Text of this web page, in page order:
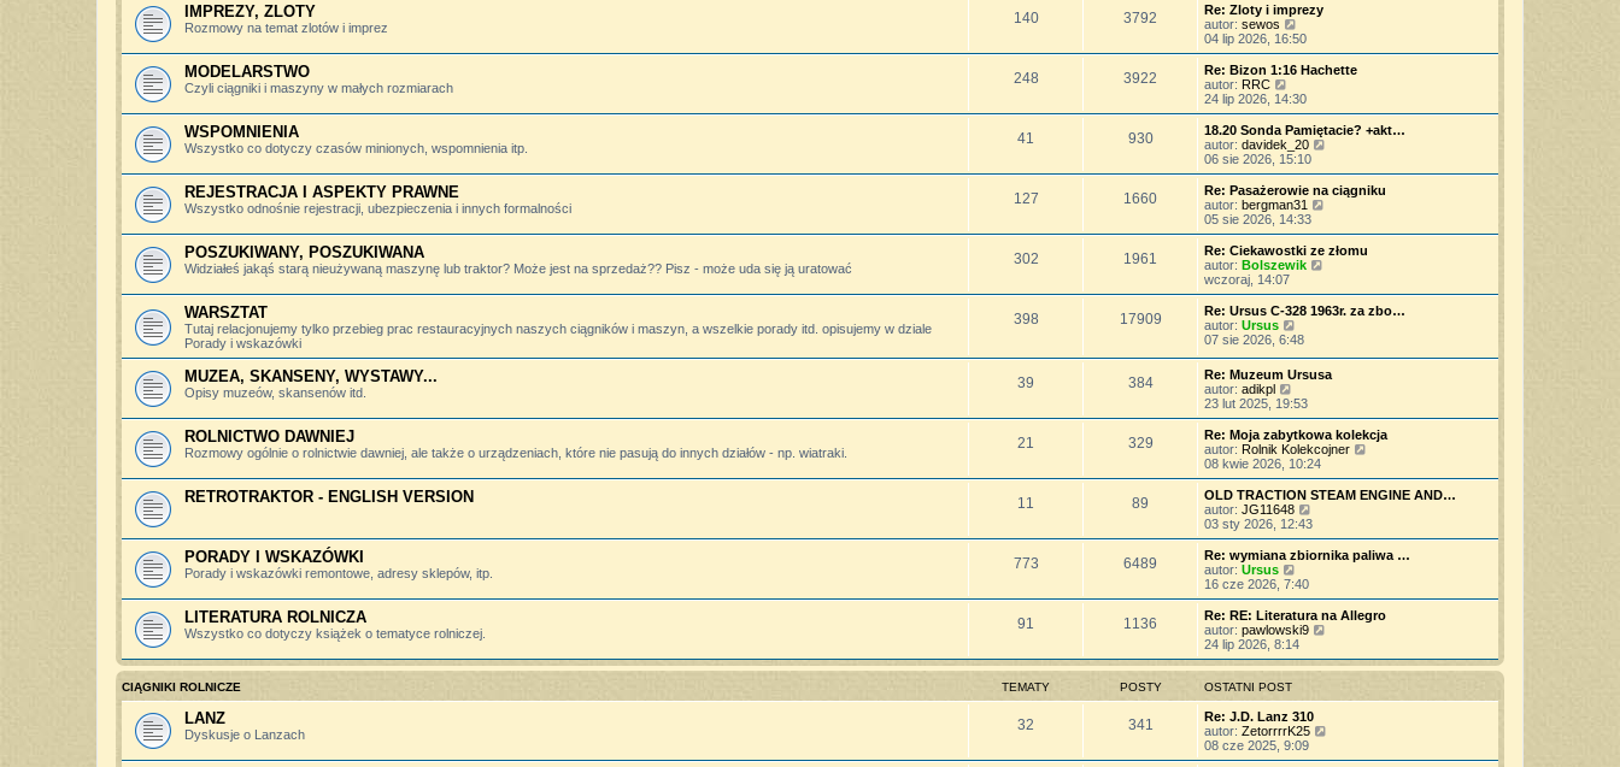
o
s
z
y
o
s
t
n
a
j
o
s
z
y
p
o
s
t
l
n
o
w
z
y
s
t
IMPREZY, ZLOTY
Rozmowy na temat zlotów i imprez
140 3792
Re: Zloty i imprezy
autor: sewos
y
ś
w
e
n
a
j
o
w
s
z
y
p
s
t
04 lip 2026, 16:50
MODELARSTWO
Czyli ciągniki i maszyny w małych rozmiarach
248 3922
Re: Bizon 1:16 Hachette
autor: RRC
y
ś
w
e
n
a
j
o
w
z
y
p
o
s
t
24 lip 2026, 14:30
WSPOMNIENIA
Wszystko co dotyczy czasów minionych, wspomnienia itp.
41 930
18.20 Sonda Pamiętacie? +akt…
autor: davidek_20
ś
w
n
o
z
y
s
t
06 sie 2026, 15:10
REJESTRACJA I ASPEKTY PRAWNE
Wszystko odnośnie rejestracji, ubezpieczenia i innych formalności
127 1660
Re: Pasażerowie na ciągniku
autor: bergman31
ś
w
l
n
n
o
z
y
p
s
t
05 sie 2026, 14:33
POSZUKIWANY, POSZUKIWANA
Widziałeś jakąś starą nieużywaną maszynę lub traktor? Może jest na sprzedaż?? Pisz - może uda się ją uratować
302 1961
Re: Ciekawostki ze złomu
autor: Bolszewik
ś
w
l
n
n
o
w
z
y
s
t
wczoraj, 14:07
WARSZTAT
Tutaj relacjonujemy tylko przebieg prac restauracyjnych naszych ciągników i maszyn, a wszelkie porady itd. opisujemy w dziale
Porady i wskazówki
398 17909
Re: Ursus C-328 1963r. za zbo…
autor: Ursus
y
w
i
e
t
l
n
a
j
n
o
w
s
z
y
o
s
t
07 sie 2026, 6:48
MUZEA, SKANSENY, WYSTAWY...
Opisy muzeów, skansenów itd.
39 384
Re: Muzeum Ursusa
autor: adikpl
y
ś
w
i
e
l
n
a
j
o
w
s
z
y
p
o
s
23 lut 2025, 19:53
ROLNICTWO DAWNIEJ
Rozmowy ogólnie o rolnictwie dawniej, ale także o urządzeniach, które nie pasują do innych działów - np. wiatraki.
21 329
Re: Moja zabytkowa kolekcja
autor: Rolnik Kolekcojner
ś
w
l
n
o
z
08 kwie 2026, 10:24
RETROTRAKTOR - ENGLISH VERSION 11 89
OLD TRACTION STEAM ENGINE AND…
autor: JG11648
y
ś
w
n
a
n
s
z
y
03 sty 2026, 12:43
PORADY I WSKAZÓWKI
Porady i wskazówki remontowe, adresy sklepów, itp.
773 6489
Re: wymiana zbiornika paliwa …
autor: Ursus
y
ś
w
i
e
l
a
j
n
o
16 cze 2026, 7:40
LITERATURA ROLNICZA
Wszystko co dotyczy książek o tematyce rolniczej.
91 1136
Re: RE: Literatura na Allegro
autor: pawlowski9
ś
w
e
a
24 lip 2026, 8:14
CIĄGNIKI ROLNICZE TEMATY POSTY OSTATNI POST
LANZ
Dyskusje o Lanzach
32 341
Re: J.D. Lanz 310
autor: ZetorrrrK25
ś
08 cze 2025, 9:09